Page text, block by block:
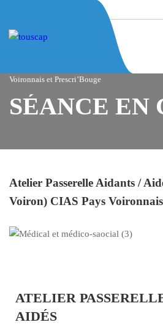
Séance en groupe
Atelier Passerelle Aidants / Aidés (Groupe,
Voironnais et Prescri’Bouge
SÉANCE EN
Atelier Passerelle Aidants /
Voiron) CIAS Pays Voironnais
ATELIER
AIDÉS